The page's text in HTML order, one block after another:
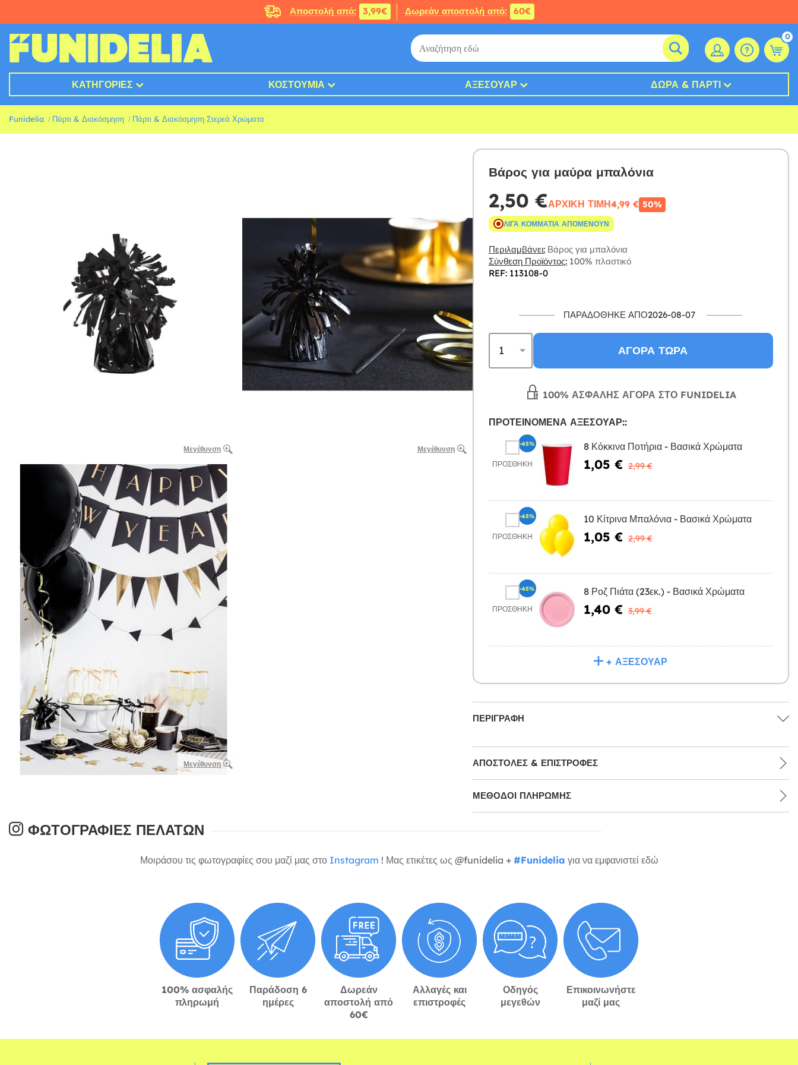
Αποστολή από: 3,99€ Δωρεάν αποστολή από: 60€
0
ΚΑΤΗΓΟΡΊΕΣ ΚΟΣΤΟΎΜΙΑ ΑΞΕΣΟΥΆΡ ΔΏΡΑ & ΠΆΡΤΙ
Funidelia Πάρτι & Διακόσμηση Πάρτι & Διακόσμηση Στερεά Χρώματα
Μεγέθυνση Μεγέθυνση
Μεγέθυνση
Βάρος για μαύρα μπαλόνια
2,50 €ΑΡΧΙΚΉ ΤΙΜΉ4,99 € 50%
ΛΊΓΑ ΚΟΜΜΆΤΙΑ ΑΠΟΜΈΝΟΥΝ
Περιλαμβάνει:Βάρος για μπαλόνια
Σύνθεση Προϊόντος:100% πλαστικό
REF: 113108-0
ΠΑΡΑΔΌΘΗΚΕ ΑΠΌ2026-08-07
ΑΓΟΡΆ ΤΏΡΑ
100% ΑΣΦΑΛΉΣ ΑΓΟΡΆ ΣΤΟ FUNIDELIA
ΠΡΟΤΕΙΝΌΜΕΝΑ ΑΞΕΣΟΥΆΡ::
ΠΡΟΣΘΉΚΗ
8 Κόκκινα Ποτήρια - Βασικά Χρώματα
1,05 € 2,99 €
-65%
ΠΡΟΣΘΉΚΗ
10 Κίτρινα Μπαλόνια - Βασικά Χρώματα
1,05 € 2,99 €
-65%
ΠΡΟΣΘΉΚΗ
8 Ροζ Πιάτα (23εκ.) - Βασικά Χρώματα
1,40 € 3,99 €
-65%
+ ΑΞΕΣΟΥΆΡ
ΠΕΡΙΓΡΑΦΉ
ΑΠΟΣΤΟΛΈΣ & ΕΠΙΣΤΡΟΦΈΣ
ΜΕΘΌΔΟΙ ΠΛΗΡΩΜΉΣ
ΦΩΤΟΓΡΑΦΊΕΣ ΠΕΛΑΤΏΝ
Μοιράσου τις φωτογραφίες σου μαζί μας στο Instagram ! Μας ετικέτες ως @funidelia + #Funidelia για να εμφανιστεί εδώ
100% ασφαλής
πληρωμή
Παράδοση 6
ημέρες
Δωρεάν
αποστολή από
60€
Αλλαγές και
επιστροφές
Οδηγός
μεγεθών
Επικοινωνήστε
μαζί μας